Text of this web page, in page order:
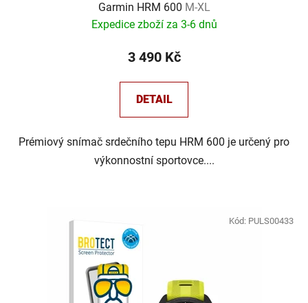
Garmin HRM 600 M-XL
Expedice zboží za 3-6 dnů
3 490 Kč
DETAIL
Prémiový snímač srdečního tepu HRM 600 je určený pro
výkonnostní sportovce....
Kód: PULS00433